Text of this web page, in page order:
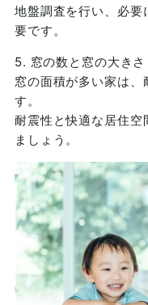
地盤調査を行い、必
要です。
5. 窓の数と窓の大きさ
窓の面積が多い家は、
す。
耐震性と快適な居住空
ましょう。